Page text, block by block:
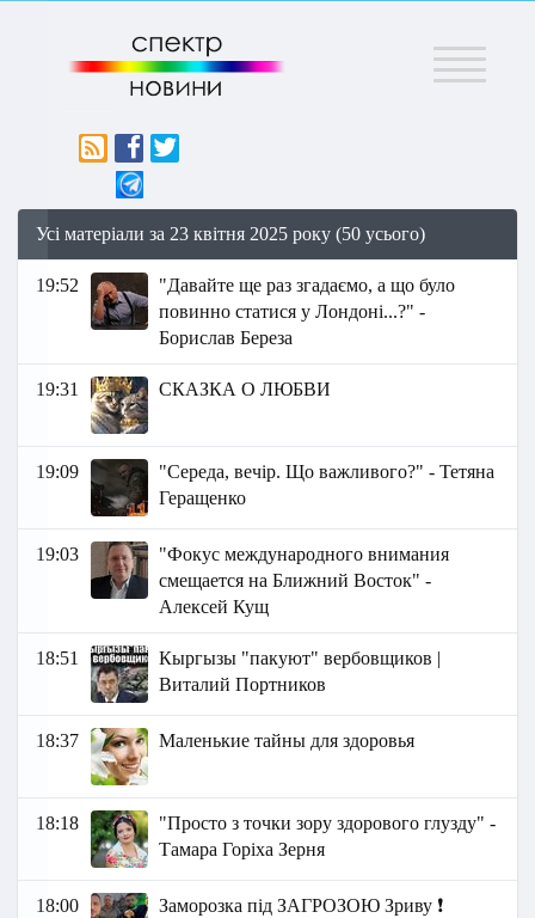
Меню
Усі матеріали за 23 квітня 2025 року (50 усього)
19:52
"Давайте ще раз згадаємо, а що було
повинно статися у Лондоні...?" -
Борислав Береза
19:31 СКАЗКА О ЛЮБВИ
19:09
"Середа, вечір. Що важливого?" - Тетяна
Геращенко
19:03
"Фокус международного внимания
смещается на Ближний Восток" -
Алексей Кущ
18:51
Кыргызы "пакуют" вербовщиков |
Виталий Портников
18:37 Маленькие тайны для здоровья
18:18
"Просто з точки зору здорового глузду" -
Тамара Горіха Зерня
18:00
Заморозка під ЗАГРОЗОЮ Зриву ❗